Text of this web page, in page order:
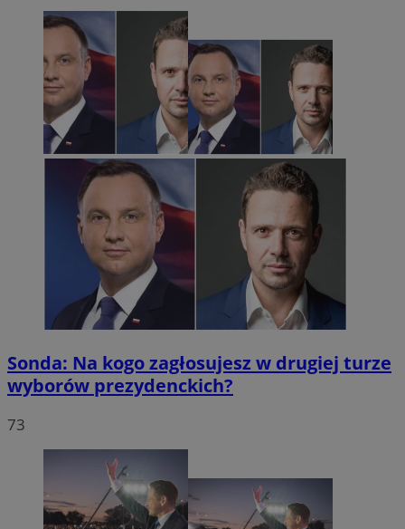
Sonda: Na kogo zagłosujesz w drugiej turze
wyborów prezydenckich?
73